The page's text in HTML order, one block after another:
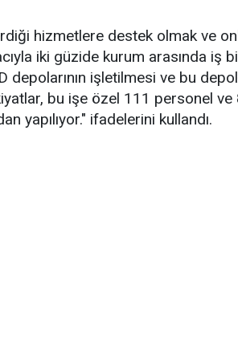
hizmetlere destek olmak ve
iki güzide kurum arasında iş
depolarının işletilmesi ve bu
bu işe özel 111 personel ve
yapılıyor." ifadelerini kullandı.